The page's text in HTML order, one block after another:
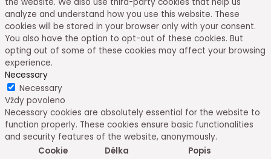
analyze and understand how you use this website. These
cookies will be stored in your browser only with your consent.
You also have the option to opt-out of these cookies. But
opting out of some of these cookies may affect your browsing
experience.
Necessary
Necessary
Vždy povoleno
Necessary cookies are absolutely essential for the website to
function properly. These cookies ensure basic functionalities
and security features of the website, anonymously.
Cookie
Délka Popis